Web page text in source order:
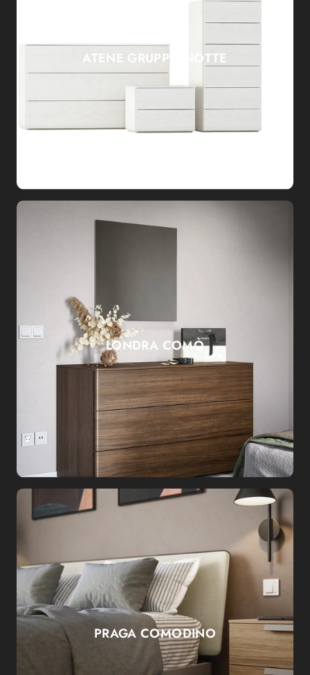
ATENE GRUPPO NOTTE
LONDRA COMÒ
PRAGA COMODINO